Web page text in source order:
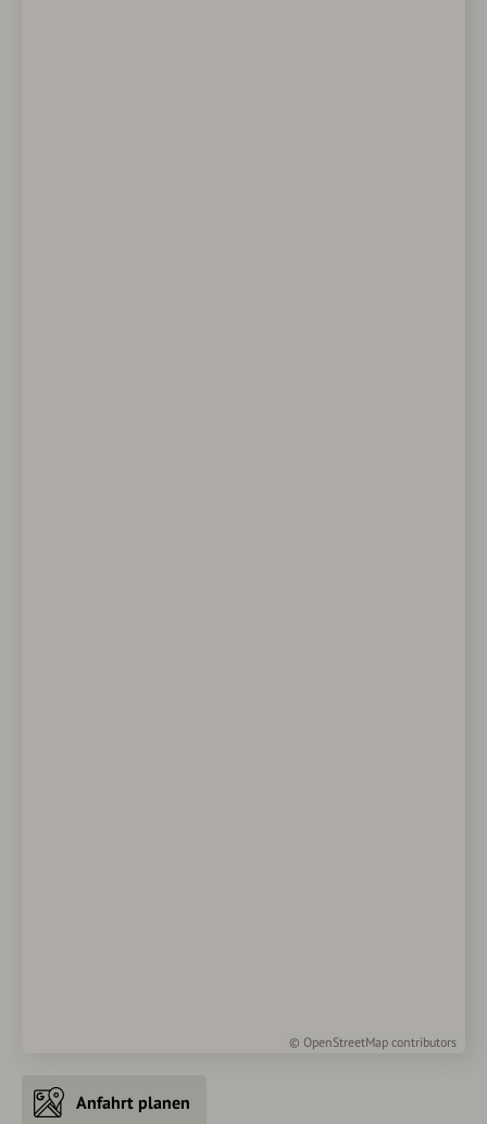
© OpenStreetMap contributors
Anfahrt planen